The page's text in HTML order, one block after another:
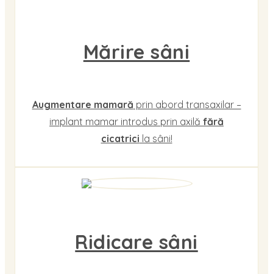
Mărire sâni
Augmentare mamară prin abord transaxilar –
implant mamar introdus prin axilă fără
cicatrici la sâni!
Ridicare sâni